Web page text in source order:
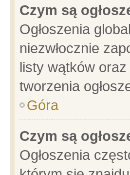
Czym są
Ogłoszenia
niezwłocznie
listy wątków
tworzenia
Góra
Czym są
Ogłoszenia